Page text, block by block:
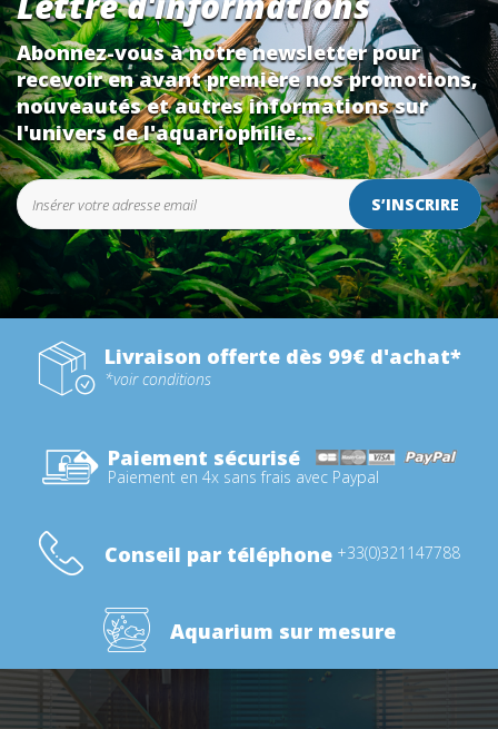
Abonnez-vous à notre newsletter pour
recevoir en avant première nos promotions,
nouveautés et autres informations sur
l'univers de l'aquariophilie...
S’INSCRIRE
Livraison offerte dès 99€ d'achat*
*voir conditions
Paiement sécurisé
Paiement en 4x sans frais avec Paypal
Conseil par téléphone +33(0)321147788
Aquarium sur mesure